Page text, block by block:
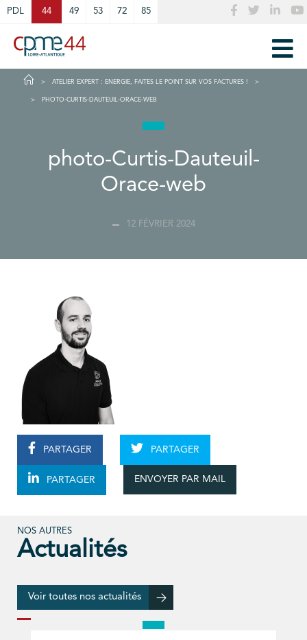
PDL 44 49 53 72 85
ATELIER EXPERT : ENERGIE, FAITES LE POINT SUR VOS FACTURES !
PHOTO-CURTIS-DAUTEUIL-ORACE-WEB
photo-Curtis-Dauteuil-
Orace-web
12 FÉVRIER 2024
PARTAGER PARTAGER
PARTAGER ENVOYER PAR MAIL
NOS AUTRES
Actualités
Voir toutes nos actualités
Cookies management panel